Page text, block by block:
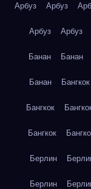
Арбуз Арбуз
Арбуз Арбуз
Банан Банан
Банан Бангкок
Бангкок
Бангкок
Берлин
Берлин